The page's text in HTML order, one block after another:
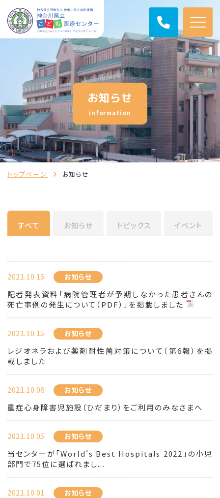
お知らせ
information
トップページ お知らせ
すべて お知らせ トピックス イベント
2021.10.15 お知らせ
記者発表資料「病院管理者が予期しなかった患者さんの
死亡事例の発生について（PDF）」を掲載しました
2021.10.15 お知らせ
レジオネラおよび薬剤耐性菌対策について（第6報）を掲
載しました
2021.10.06 お知らせ
重症心身障害児施設（ひだまり）をご利用のみなさまへ
2021.10.05 お知らせ
当センターが「World's Best Hospitals 2022」の小児
部門で75位に選ばれまし...
2021.10.01 お知らせ